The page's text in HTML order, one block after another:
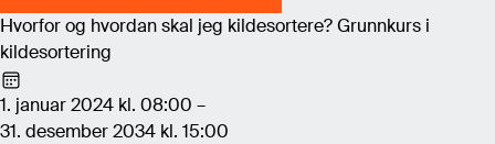
Hvorfor og hvordan skal jeg kildesortere? Grunnkurs i
kildesortering
1. januar 2024 kl. 08:00 –
31. desember 2034 kl. 15:00